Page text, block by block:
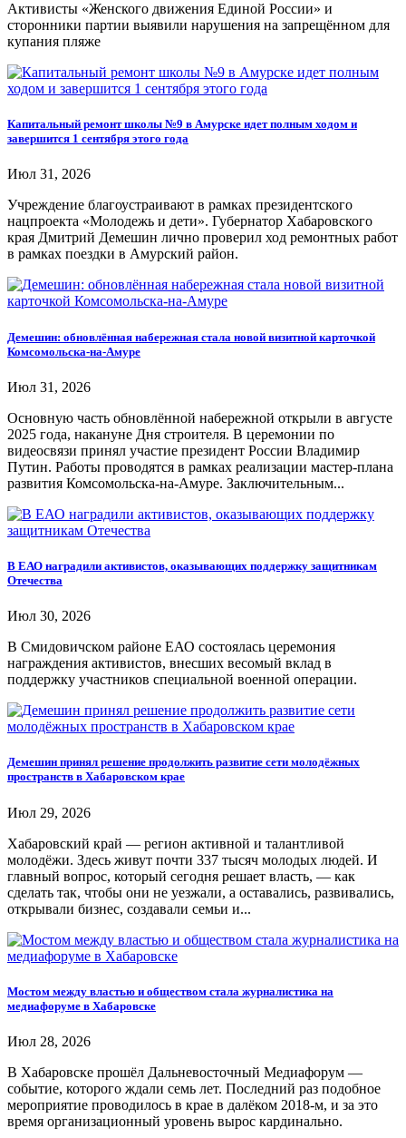
Активисты «Женского движения Единой России» и
сторонники партии выявили нарушения на запрещённом для
купания пляже
Капитальный ремонт школы №9 в Амурске идет полным ходом и
завершится 1 сентября этого года
Июл 31, 2026
Учреждение благоустраивают в рамках президентского
нацпроекта «Молодежь и дети». Губернатор Хабаровского
края Дмитрий Демешин лично проверил ход ремонтных работ
в рамках поездки в Амурский район.
Демешин: обновлённая набережная стала новой визитной карточкой
Комсомольска-на-Амуре
Июл 31, 2026
Основную часть обновлённой набережной открыли в августе
2025 года, накануне Дня строителя. В церемонии по
видеосвязи принял участие президент России Владимир
Путин. Работы проводятся в рамках реализации мастер-плана
развития Комсомольска-на-Амуре. Заключительным...
В ЕАО наградили активистов, оказывающих поддержку защитникам
Отечества
Июл 30, 2026
В Смидовичском районе ЕАО состоялась церемония
награждения активистов, внесших весомый вклад в
поддержку участников специальной военной операции.
Демешин принял решение продолжить развитие сети молодёжных
пространств в Хабаровском крае
Июл 29, 2026
Хабаровский край — регион активной и талантливой
молодёжи. Здесь живут почти 337 тысяч молодых людей. И
главный вопрос, который сегодня решает власть, — как
сделать так, чтобы они не уезжали, а оставались, развивались,
открывали бизнес, создавали семьи и...
Мостом между властью и обществом стала журналистика на
медиафоруме в Хабаровске
Июл 28, 2026
В Хабаровске прошёл Дальневосточный Медиафорум —
событие, которого ждали семь лет. Последний раз подобное
мероприятие проводилось в крае в далёком 2018-м, и за это
время организационный уровень вырос кардинально.